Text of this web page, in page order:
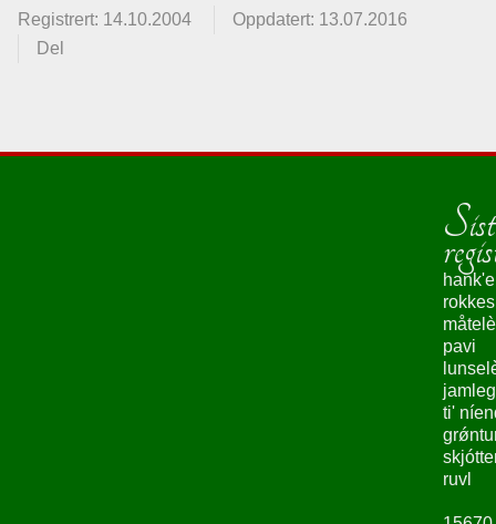
Registrert: 14.10.2004
Oppdatert: 13.07.2016
Del
hank'e
pavi
ti'
ruvl